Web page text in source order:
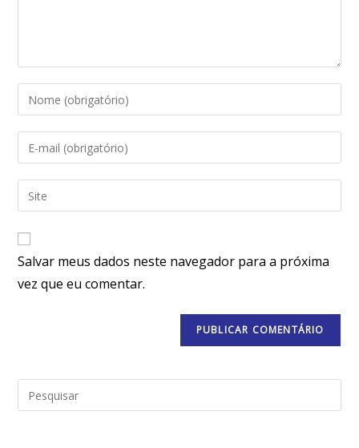
Salvar meus dados neste navegador para a próxima
vez que eu comentar.